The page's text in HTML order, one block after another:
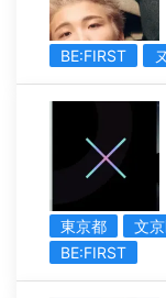
BE:FIRST
東京都 文
BE:FIRST